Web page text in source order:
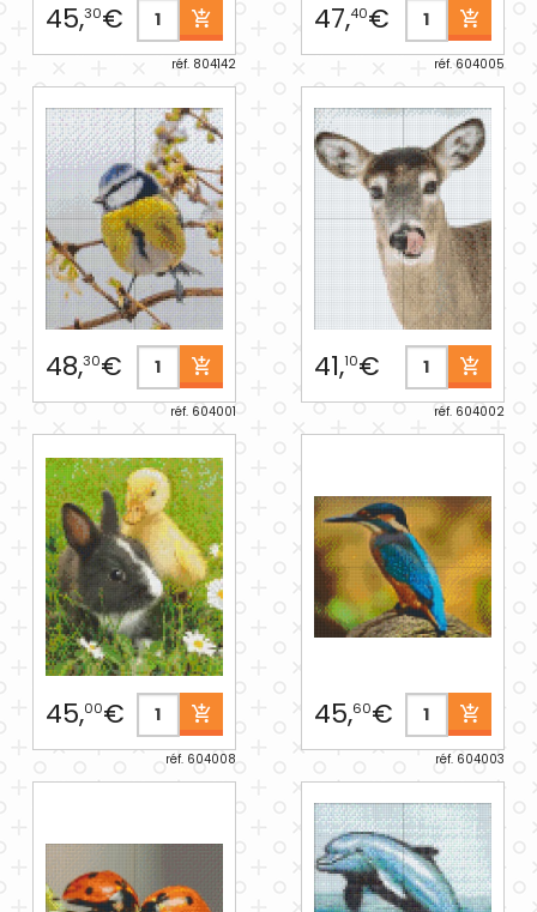
45,30€
réf. 804142
47,40€
réf. 604005
48,30€
réf. 604001
41,10€
réf. 604002
45,00€
réf. 604008
45,60€
réf. 604003